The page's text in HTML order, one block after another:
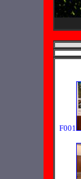
F001